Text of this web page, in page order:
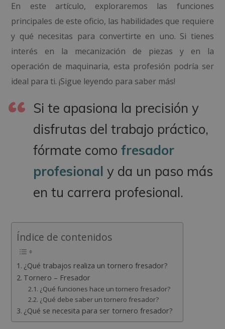
En este artículo, exploraremos las funciones
principales de este oficio, las habilidades que requiere
y qué necesitas para convertirte en uno. Si tienes
interés en la mecanización de piezas y en la
operación de maquinaria, esta profesión podría ser
ideal para ti. ¡Sigue leyendo para saber más!
Si te apasiona la precisión y
disfrutas del trabajo práctico,
fórmate comofresador
profesional y da un paso más
en tu carrera profesional.
Índice de contenidos
¿Qué trabajos realiza un tornero fresador?
Tornero – Fresador
¿Qué funciones hace un tornero fresador?
¿Qué debe saber un tornero fresador?
¿Qué se necesita para ser tornero fresador?